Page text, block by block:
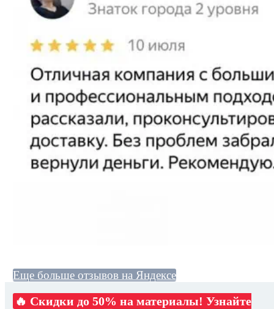
Еще больше отзывов на Яндексе
🔥 Скидки до 50% на материалы! Узнайте